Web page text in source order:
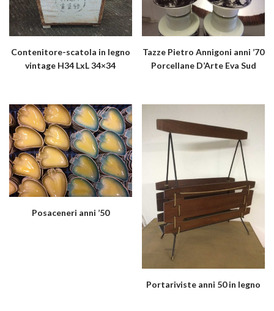
Contenitore-scatola in legno
vintage H34 LxL 34×34
Tazze Pietro Annigoni anni ’70
Porcellane D’Arte Eva Sud
Posaceneri anni ’50
Portariviste anni 50 in legno